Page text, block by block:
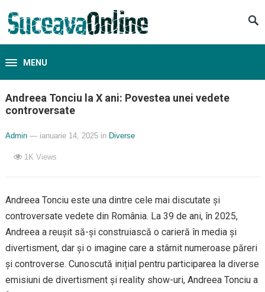
MENU
Andreea Tonciu la X ani: Povestea unei vedete
controversate
Admin — ianuarie 14, 2025 in Diverse
1K Views
Andreea Tonciu este una dintre cele mai discutate și
controversate vedete din România. La 39 de ani, în 2025,
Andreea a reușit să-și construiască o carieră în media și
divertisment, dar și o imagine care a stârnit numeroase păreri
și controverse. Cunoscută inițial pentru participarea la diverse
emisiuni de divertisment și reality show-uri, Andreea Tonciu a